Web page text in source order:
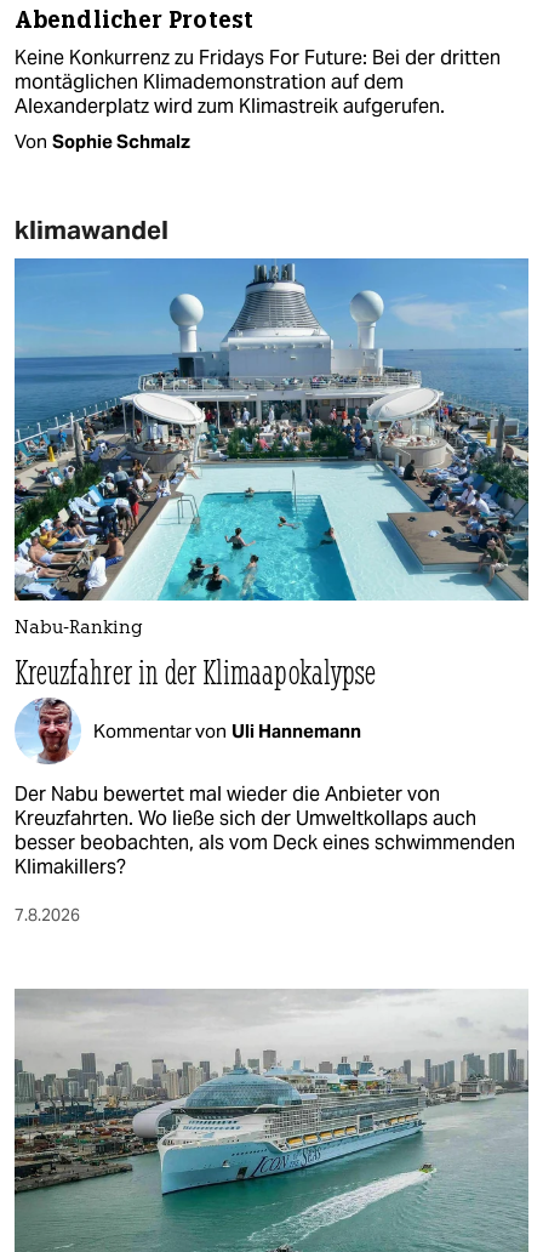
Abendlicher Protest
Keine Konkurrenz zu Fridays For Future: Bei der dritten
montäglichen Klimademonstration auf dem
Alexanderplatz wird zum Klimastreik aufgerufen.
Von Sophie Schmalz
klimawandel
Nabu-Ranking
Kreuzfahrer in der Klimaapokalypse
Kommentar von Uli Hannemann
Der Nabu bewertet mal wieder die Anbieter von
Kreuzfahrten. Wo ließe sich der Umweltkollaps auch
besser beobachten, als vom Deck eines schwimmenden
Klimakillers?
7.8.2026